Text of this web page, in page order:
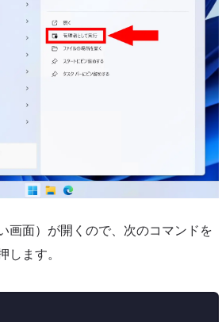
画面）が開くので、次のコマンドを
します。